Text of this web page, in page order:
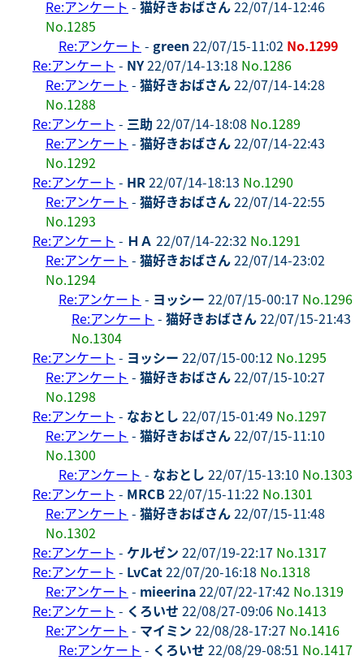
Re:アンケート - 猫好きおばさん22/07/14-12:46
No.1285
Re:アンケート - green 22/07/15-11:02 No.1299
Re:アンケート - NY22/07/14-13:18 No.1286
Re:アンケート - 猫好きおばさん22/07/14-14:28
No.1288
Re:アンケート - 三助 22/07/14-18:08 No.1289
Re:アンケート - 猫好きおばさん22/07/14-22:43
No.1292
Re:アンケート - HR22/07/14-18:13 No.1290
Re:アンケート - 猫好きおばさん22/07/14-22:55
No.1293
Re:アンケート - ＨＡ 22/07/14-22:32 No.1291
Re:アンケート - 猫好きおばさん22/07/14-23:02
No.1294
Re:アンケート - ヨッシー 22/07/15-00:17 No.1296
Re:アンケート - 猫好きおばさん22/07/15-21:43
No.1304
Re:アンケート - ヨッシー 22/07/15-00:12 No.1295
Re:アンケート - 猫好きおばさん22/07/15-10:27
No.1298
Re:アンケート - なおとし 22/07/15-01:49 No.1297
Re:アンケート - 猫好きおばさん22/07/15-11:10
No.1300
Re:アンケート - なおとし 22/07/15-13:10 No.1303
Re:アンケート - MRCB22/07/15-11:22 No.1301
Re:アンケート - 猫好きおばさん22/07/15-11:48
No.1302
Re:アンケート - ケルゼン 22/07/19-22:17 No.1317
Re:アンケート - LvCat22/07/20-16:18 No.1318
Re:アンケート - mieerina22/07/22-17:42 No.1319
Re:アンケート - くろいせ 22/08/27-09:06 No.1413
Re:アンケート - マイミン 22/08/28-17:27 No.1416
Re:アンケート - くろいせ 22/08/29-08:51 No.1417